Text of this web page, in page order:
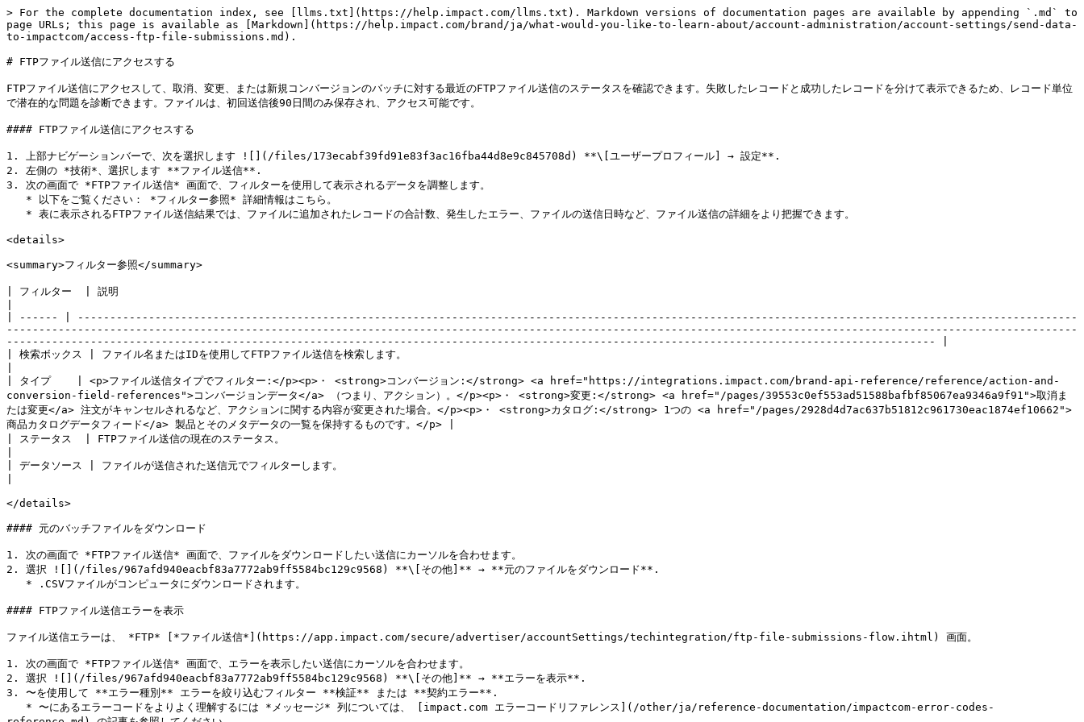
> For the complete documentation index, see [llms.txt](https://help.impact.com/llms.txt). Markdown versions of documentation pages are available by appending `.md` to
page URLs; this page is available as [Markdown](https://help.impact.com/brand/ja/what-would-you-like-to-learn-about/account-administration/account-settings/send-data-
to-impactcom/access-ftp-file-submissions.md).
# FTPファイル送信にアクセスする
FTPファイル送信にアクセスして、取消、変更、または新規コンバージョンのバッチに対する最近のFTPファイル送信のステータスを確認できます。失敗したレコードと成功したレコードを分けて表示できるため、レコード単位
で潜在的な問題を診断できます。ファイルは、初回送信後90日間のみ保存され、アクセス可能です。
#### FTPファイル送信にアクセスする
1. 上部ナビゲーションバーで、次を選択します ![](/files/173ecabf39fd91e83f3ac16fba44d8e9c845708d) **\[ユーザープロフィール] → 設定**.
2. 左側の *技術*、選択します **ファイル送信**.
3. 次の画面で *FTPファイル送信* 画面で、フィルターを使用して表示されるデータを調整します。
<details>
<summary>フィルター参照</summary>
| フィルター  | 説明
| ------ | -----------------------------------------------------------------------------------------------------------------------------------------------------------
----------------------------------------------------------------------------------------------------------------------------------------------------------------------
------------------------------------------------------------------------------------------------------------------------------------------------ |
| 検索ボックス | ファイル名またはIDを使用してFTPファイル送信を検索します。
| タイプ    | <p>ファイル送信タイプでフィルター:</p><p>・ <strong>コンバージョン:</strong> <a href="https://integrations.impact.com/brand-api-reference/reference/action-and-
conversion-field-references">コンバージョンデータ</a> （つまり、アクション）。</p><p>・ <strong>変更:</strong> <a href="/pages/39553c0ef553ad51588bafbf85067ea9346a9f91">取消ま
たは変更</a> 注文がキャンセルされるなど、アクションに関する内容が変更された場合。</p><p>・ <strong>カタログ:</strong> 1つの <a href="/pages/2928d4d7ac637b51812c961730eac1874ef10662">
商品カタログデータフィード</a> 製品とそのメタデータの一覧を保持するものです。</p> |
| ステータス  | FTPファイル送信の現在のステータス。
| データソース | ファイルが送信された送信元でフィルターします。
</details>
#### 元のバッチファイルをダウンロード
1. 次の画面で *FTPファイル送信* 画面で、ファイルをダウンロードしたい送信にカーソルを合わせます。
2. 選択 ![](/files/967afd940eacbf83a7772ab9ff5584bc129c9568) **\[その他]** → **元のファイルをダウンロード**.
#### FTPファイル送信エラーを表示
ファイル送信エラーは、 *FTP* [*ファイル送信*](https://app.impact.com/secure/advertiser/accountSettings/techintegration/ftp-file-submissions-flow.ihtml) 画面。
1. 次の画面で *FTPファイル送信* 画面で、エラーを表示したい送信にカーソルを合わせます。
2. 選択 ![](/files/967afd940eacbf83a7772ab9ff5584bc129c9568) **\[その他]** → **エラーを表示**.
3. 〜を使用して **エラー種別** エラーを絞り込むフィルター **検証** または **契約エラー**.